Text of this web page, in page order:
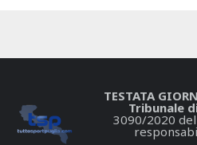
TESTATA
Tribunale
3090/2020